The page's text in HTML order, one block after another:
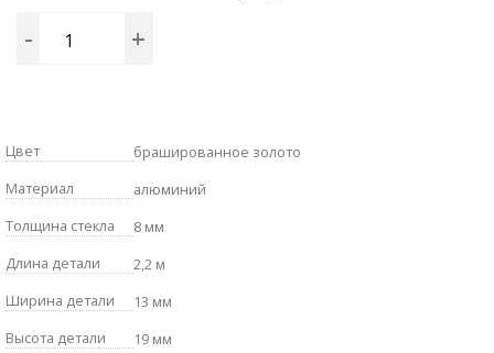
- +
Цвет
брашированное золото
Материал
алюминий
Толщина стекла
8 мм
Длина детали
2,2 м
Ширина детали
13 мм
Высота детали
19 мм